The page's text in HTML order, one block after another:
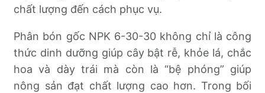
chất lượng đến cách phục vụ.
Phân bón gốc NPK 6-30-30 không chỉ là công
thức dinh dưỡng giúp cây bật rễ, khỏe lá, chắc
hoa và dày trái mà còn là “bệ phóng” giúp
nông sản đạt chất lượng cao hơn. Trong bối